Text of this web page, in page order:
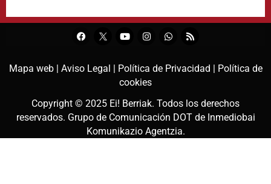
Mapa web | Aviso Legal | Política de Privacidad | Política de
cookies
Copyright © 2025 Ei! Berriak. Todos los derechos
reservados. Grupo de Comunicación DOT de Inmediobai
Komunikazio Agentzia.